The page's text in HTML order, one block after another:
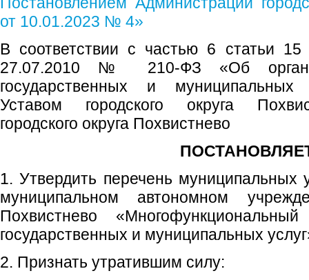
от 10.01.2023 № 4»
В соответствии с частью 6 статьи 15
27.07.2010 № 210-ФЗ «Об
государственных и муниципальных
Уставом городского округа
городского округа Похвистнево
1. Утвердить перечень муниципальных
муниципальном автономном
Похвистнево
государственных и муниципальных
2. Признать утратившим силу: